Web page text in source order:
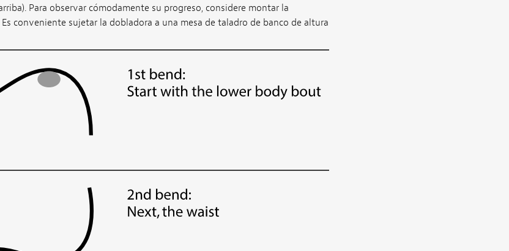
Para observar cómodamente su progreso, considere montar la
conveniente sujetar la dobladora a una mesa de taladro de banco de altura